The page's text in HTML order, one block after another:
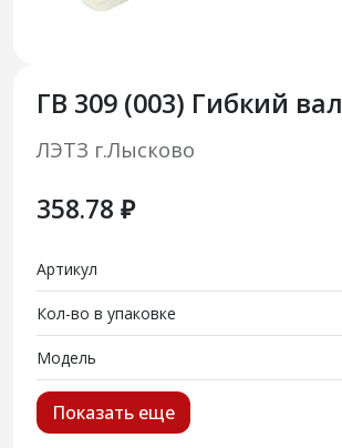
ГВ 309 (003) Гибкий вал
ЛЭТЗ г.Лысково
358.78 ₽
Артикул
Кол-во в упаковке
Модель
Показать еще